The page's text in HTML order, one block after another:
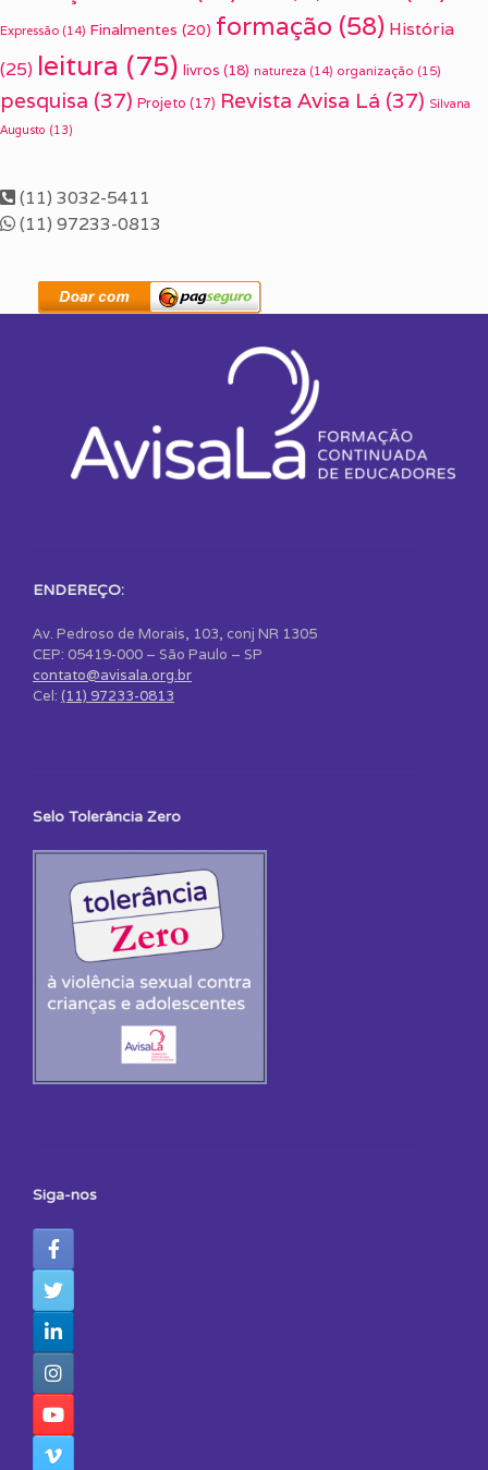
Expressão (14) Finalmentes (20) formação (58) História
(25) leitura (75) livros (18) natureza (14) organização (15)
pesquisa (37) Projeto (17) Revista Avisa Lá (37) Silvana
Augusto (13)
(11) 3032-5411
(11) 97233-0813
ENDEREÇO:
Av. Pedroso de Morais, 103, conj NR 1305
CEP: 05419-000 – São Paulo – SP
contato@avisala.org.br
Cel: (11) 97233-0813
Selo Tolerância Zero
Siga-nos